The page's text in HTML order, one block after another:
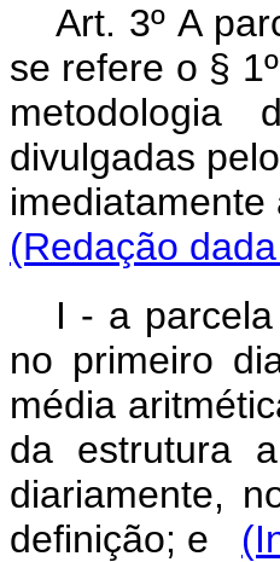
Art. 3º A
se refere o §
metodologia
divulgadas
(Redação
I - a
no primeiro
média
da estrutura
diariamente,
definição; e